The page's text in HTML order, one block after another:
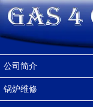
公司简介
锅炉维修